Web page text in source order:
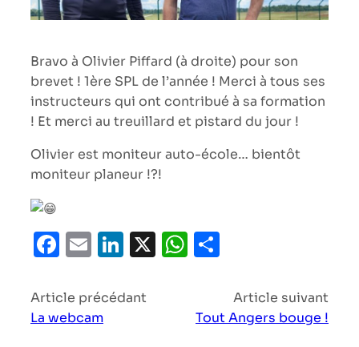
Bravo à Olivier Piffard (à droite) pour son
brevet ! 1ère SPL de l’année ! Merci à tous ses
instructeurs qui ont contribué à sa formation
! Et merci au treuillard et pistard du jour !
Olivier est moniteur auto-école… bientôt
moniteur planeur !?!
Facebook
EmailLinkedIn
X WhatsApp
Article précédant
La webcam
Article suivant
Tout Angers bouge !